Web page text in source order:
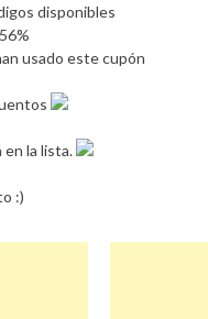
disponibles
usado este cupón
la lista.
:)